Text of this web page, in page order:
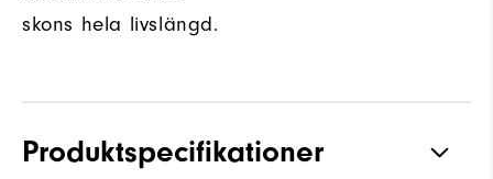
skons hela livslängd.
Produktspecifikationer